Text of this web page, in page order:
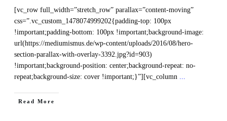
[vc_row full_width=”stretch_row” parallax=”content-moving”
css=”.vc_custom_1478074999202{padding-top: 100px
!important;padding-bottom: 100px !important;background-image:
url(https://mediumismus.de/wp-content/uploads/2016/08/hero-
section-parallax-with-overlay-3392.jpg?id=903)
!important;background-position: center;background-repeat: no-
repeat;background-size: cover !important;}”][vc_column ...
Read More